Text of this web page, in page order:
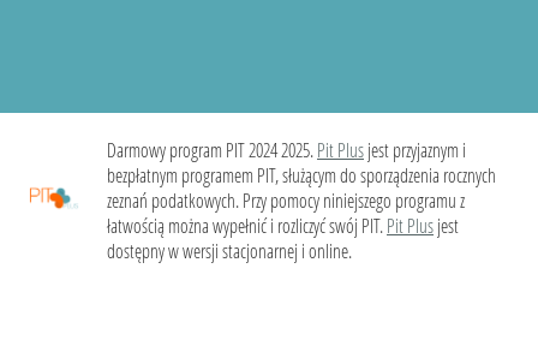
Darmowy program PIT 2024 2025.Pit Plusjest przyjaznym i
bezpłatnym programem PIT, służącym do sporządzenia rocznych
zeznań podatkowych. Przy pomocy niniejszego programu z
łatwością można wypełnić i rozliczyć swój PIT.Pit Plusjest
dostępny w wersji stacjonarnej i online.